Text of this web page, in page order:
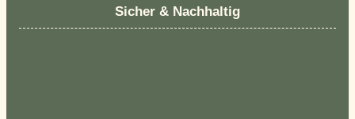
Sicher & Nachhaltig